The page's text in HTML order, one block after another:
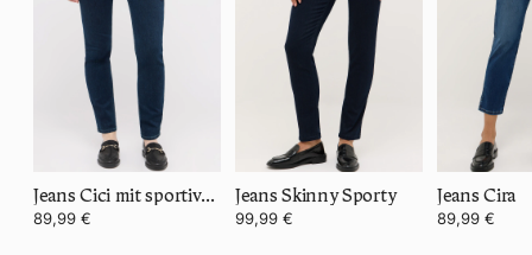
Jeans Cici mit sportivem Denim
89,99 €
Jeans Skinny Sporty
99,99 €
Jeans Cira
89,99 €